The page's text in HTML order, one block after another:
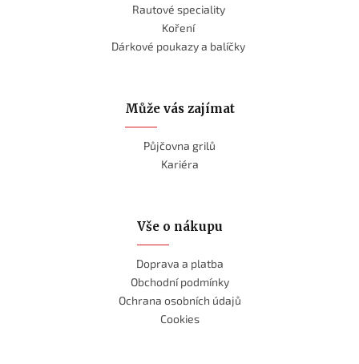
Rautové speciality
Koření
Dárkové poukazy a balíčky
Může vás zajímat
Půjčovna grilů
Kariéra
Vše o nákupu
Doprava a platba
Obchodní podmínky
Ochrana osobních údajů
Cookies